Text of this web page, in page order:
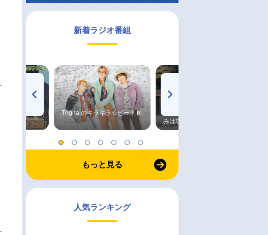
新着ラジオ番組
Trignalのキラキラ☆ビートＲ
みは塩だけ
もっと見る
人気ランキング